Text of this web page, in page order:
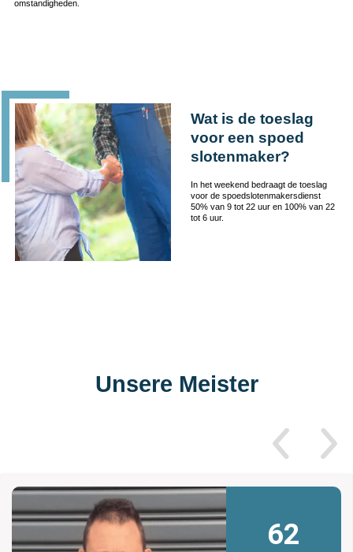
omstandigheden.
Wat is de toeslag
voor een spoed
slotenmaker?
In het weekend bedraagt de toeslag
voor de spoedslotenmakersdienst
50% van 9 tot 22 uur en 100% van 22
tot 6 uur.
Unsere Meister
62